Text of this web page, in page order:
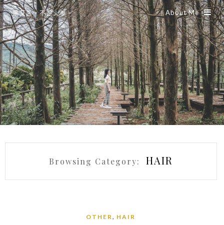
是艾思，不是火拳。 About Me
Browsing Category: HAIR
OTHER, HAIR